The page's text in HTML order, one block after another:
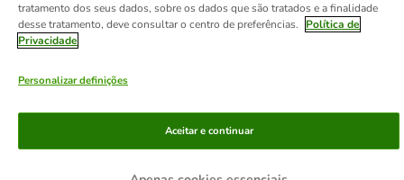
tratamento dos seus dados, sobre os dados que são tratados e a finalidade
desse tratamento, deve consultar o centro de preferências.
Política de
Privacidade
Personalizar definições
Aceitar e continuar